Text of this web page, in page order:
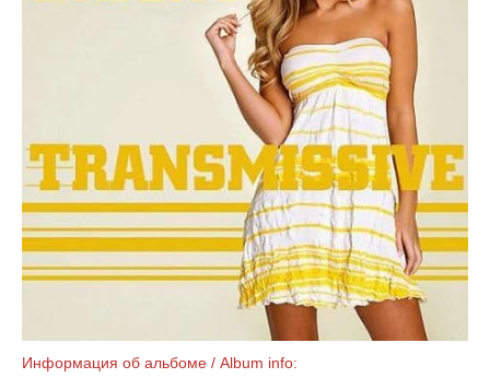
Информация об альбоме / Album info: